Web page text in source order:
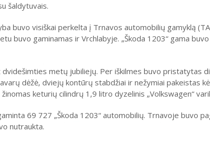
šaldytuvais.
buvo visiškai perkelta į Trnavos automobilių gamyklą
buvo gaminamas ir Vrchlabyje. „Škoda 1203“ gama
metų jubiliejų. Per iškilmes buvo pristatytas
dėžė, dviejų kontūrų stabdžiai ir nežymiai pakeistas
keturių cilindrų 1,9 litro dyzelinis „Volkswagen“
69 727 „Škoda 1203“ automobilių. Trnavoje buvo
nutraukta.